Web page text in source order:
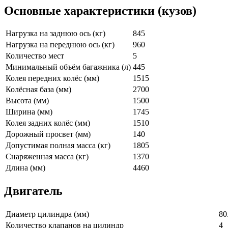
Основные характеристики (кузов)
Нагрузка на заднюю ось (кг)
845
Нагрузка на переднюю ось (кг)
960
Количество мест
5
Минимальный объём багажника (л) 445
Колея передних колёс (мм)
1515
Колёсная база (мм)
2700
Высота (мм)
1500
Ширина (мм)
1745
Колея задних колёс (мм)
1510
Дорожный просвет (мм)
140
Допустимая полная масса (кг)
1805
Снаряженная масса (кг)
1370
Длина (мм)
4460
Двигатель
Диаметр цилиндра (мм)
Количество клапанов на цилиндр
4